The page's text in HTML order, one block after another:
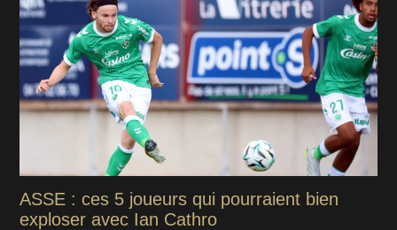
ASSE : ces 5 joueurs qui pourraient bien
exploser avec Ian Cathro